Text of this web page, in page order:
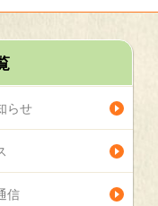
らせ
信